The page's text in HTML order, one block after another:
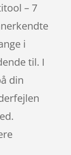
– 7
i
til. I
din